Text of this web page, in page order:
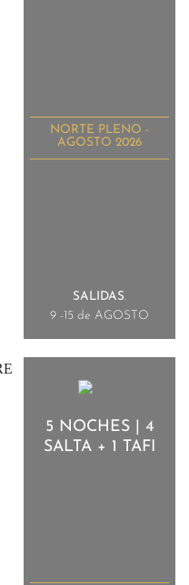
NORTE PLENO -
AGOSTO 2026
SALIDAS.
9 -15 de AGOSTO
5 NOCHES | 4
SALTA + 1 TAFI